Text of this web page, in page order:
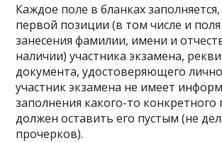
Каждое поле в бланках
первой позиции (в том числе и поля
занесения фамилии, имени и
наличии) участника экзамена,
документа, удостоверяющего
участник экзамена не имеет
заполнения какого-то конкретного
должен оставить его пустым (не
прочерков).